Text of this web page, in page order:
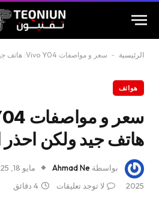
الرئيسية - سعر و مواصفات Vivo Y04: هاتف جيد ولكن احذر الفخ!
هواتف
هاتف جيد ولكن احذر
بواسطة Ahmad Ne مايو 18, 2025
2025
لا توجد تعليقات 4 دقائق